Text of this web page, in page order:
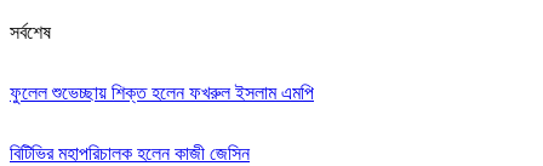
সর্বশেষ
ফুলেল শুভেচ্ছায় শিক্ত হলেন ফখরুল ইসলাম এমপি
বিটিভির মহাপরিচালক হলেন কাজী জেসিন